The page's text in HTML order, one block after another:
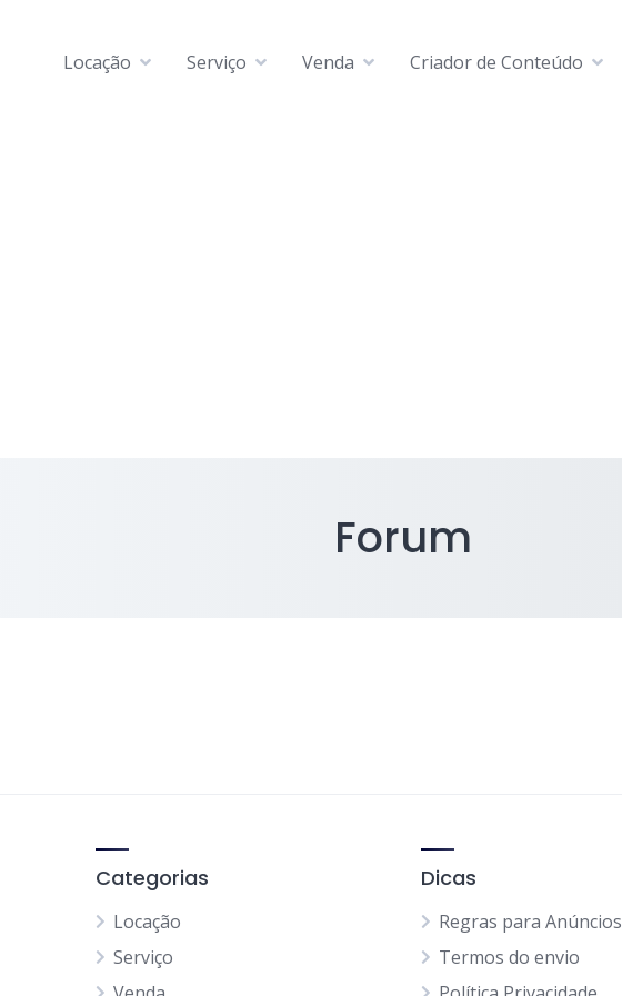
Locação Serviço Venda Criador de Conteúdo
Forum
Categorias
Locação
Serviço
Dicas
Regras para Anúncios
Termos do envio